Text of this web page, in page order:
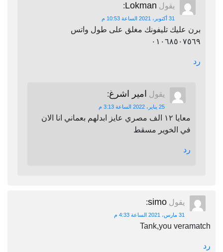
يقول Lokman
:
31 أكتوبر، 2021 الساعة 10:53 م
برن عليك تليفونك مغلق على طول واتس
٠١٠٦٨٥٠٧٥٦٩
رد
يقول امير اشرغ:
25 يناير، 2022 الساعة 3:13 م
معايا ١٢ الف مصري عايز ابدلهم بعماني انا الان
في الخوير مسقط
رد
يقول simo
:
31 مارس، 2021 الساعة 4:33 م
Tank,you veramatch
رد